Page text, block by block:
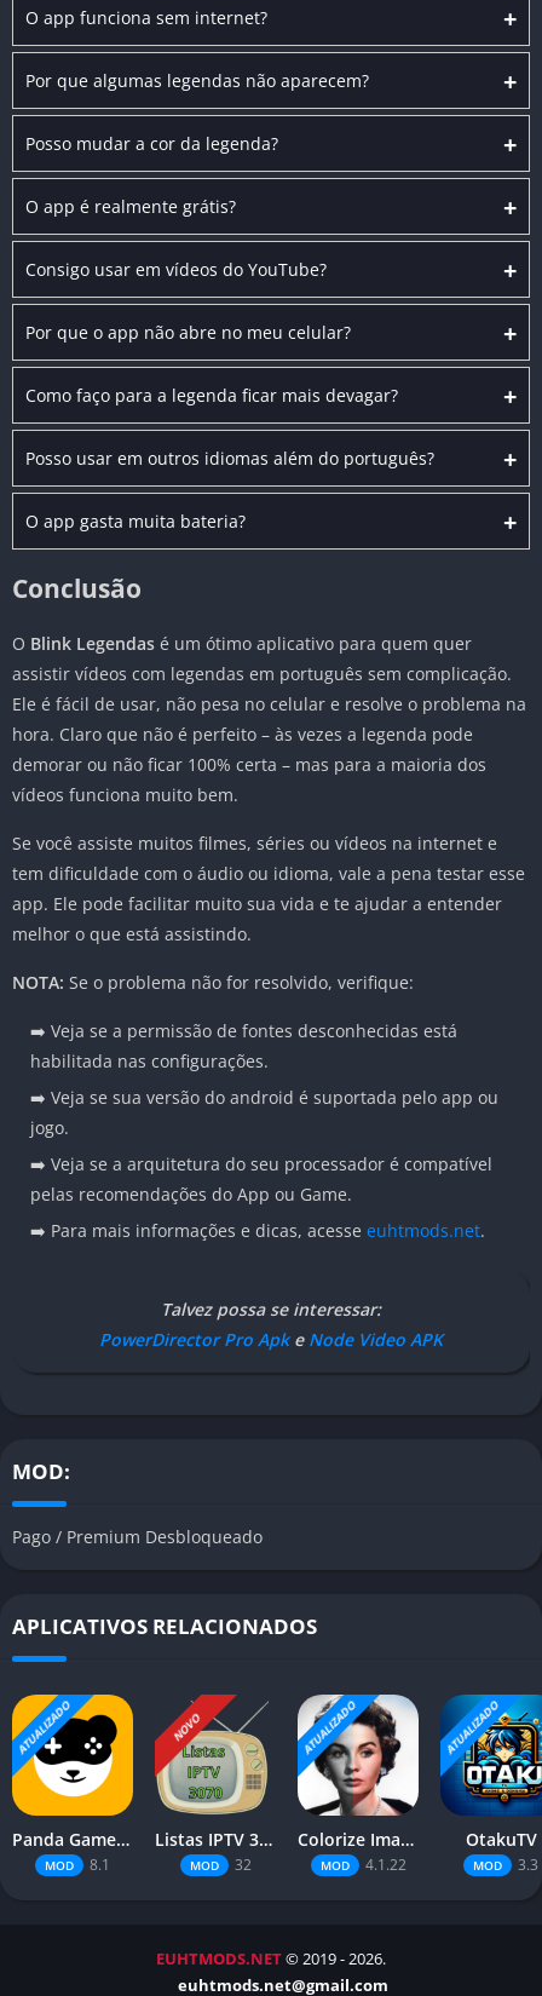
+
O app funciona sem internet?
+
Por que algumas legendas não aparecem?
+
Posso mudar a cor da legenda?
+
O app é realmente grátis?
+
Consigo usar em vídeos do YouTube?
+
Por que o app não abre no meu celular?
+
Como faço para a legenda ficar mais devagar?
+
Posso usar em outros idiomas além do português?
+
O app gasta muita bateria?
Conclusão
O Blink Legendas é um ótimo aplicativo para quem quer
assistir vídeos com legendas em português sem complicação.
Ele é fácil de usar, não pesa no celular e resolve o problema na
hora. Claro que não é perfeito – às vezes a legenda pode
demorar ou não ficar 100% certa – mas para a maioria dos
vídeos funciona muito bem.
Se você assiste muitos filmes, séries ou vídeos na internet e
tem dificuldade com o áudio ou idioma, vale a pena testar esse
app. Ele pode facilitar muito sua vida e te ajudar a entender
melhor o que está assistindo.
NOTA: Se o problema não for resolvido, verifique:
➡️ Veja se a permissão de fontes desconhecidas está
habilitada nas configurações.
➡️ Veja se sua versão do android é suportada pelo app ou
jogo.
➡️ Veja se a arquitetura do seu processador é compatível
pelas recomendações do App ou Game.
➡️ Para mais informações e dicas, acesse euhtmods.net.
Talvez possa se interessar:
PowerDirector Pro Apke Node Video APK
MOD:
Pago / Premium Desbloqueado
APLICATIVOS RELACIONADOS
ATUALIZADO
Panda Gamepad Pro
MOD 8.1
NOVO
Listas IPTV 3070
MOD 32
ATUALIZADO
Colorize Images
MOD 4.1.22
ATUALIZADO
OtakuTV
MOD 3.3
EUHTMODS.NET© 2019 - 2026.
euhtmods.net@gmail.com